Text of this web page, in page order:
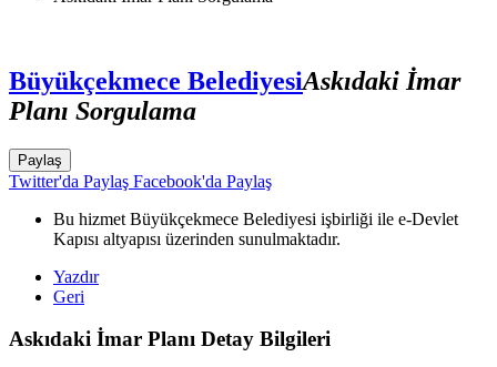
Büyükçekmece BelediyesiAskıdaki İmar
Planı Sorgulama
Paylaş
Twitter'da Paylaş Facebook'da Paylaş
Bu hizmet Büyükçekmece Belediyesi işbirliği ile e-Devlet
Kapısı altyapısı üzerinden sunulmaktadır.
Yazdır
Geri
Askıdaki İmar Planı Detay Bilgileri